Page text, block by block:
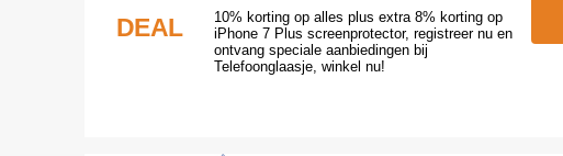
DEAL
10% korting op alles plus extra 8% korting op
iPhone 7 Plus screenprotector, registreer nu en
ontvang speciale aanbiedingen bij
Telefoonglaasje, winkel nu!